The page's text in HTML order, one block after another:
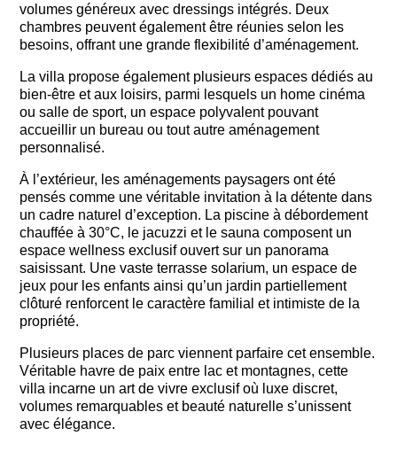
volumes généreux avec dressings intégrés. Deux
chambres peuvent également être réunies selon les
besoins, offrant une grande flexibilité d’aménagement.
La villa propose également plusieurs espaces dédiés au
bien-être et aux loisirs, parmi lesquels un home cinéma
ou salle de sport, un espace polyvalent pouvant
accueillir un bureau ou tout autre aménagement
personnalisé.
À l’extérieur, les aménagements paysagers ont été
pensés comme une véritable invitation à la détente dans
un cadre naturel d’exception. La piscine à débordement
chauffée à 30°C, le jacuzzi et le sauna composent un
espace wellness exclusif ouvert sur un panorama
saisissant. Une vaste terrasse solarium, un espace de
jeux pour les enfants ainsi qu’un jardin partiellement
clôturé renforcent le caractère familial et intimiste de la
propriété.
Plusieurs places de parc viennent parfaire cet ensemble.
Véritable havre de paix entre lac et montagnes, cette
villa incarne un art de vivre exclusif où luxe discret,
volumes remarquables et beauté naturelle s’unissent
avec élégance.